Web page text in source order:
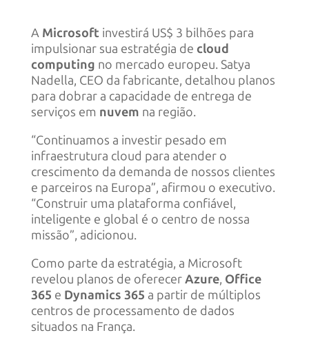
A Microsoftinvestirá US$ 3 bilhões para
impulsionar sua estratégia de cloud
computing no mercado europeu. Satya
Nadella, CEO da fabricante, detalhou planos
para dobrar a capacidade de entrega de
serviços em nuvem na região.
“Continuamos a investir pesado em
infraestrutura cloud para atender o
crescimento da demanda de nossos clientes
e parceiros na Europa”, afirmou o executivo.
“Construir uma plataforma confiável,
inteligente e global é o centro de nossa
missão”, adicionou.
Como parte da estratégia, a Microsoft
revelou planos de oferecerAzure, Office
365 e Dynamics 365 a partir de múltiplos
centros de processamento de dados
situados na França.